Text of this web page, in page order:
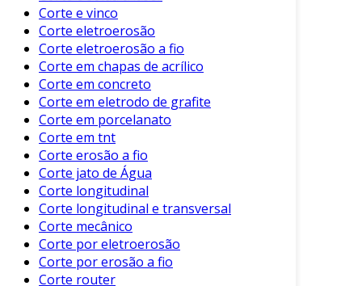
assegura que todas as normas de segurança e
qualidade sejam atendidas.
Aplicações do Vidro Cortado
O vidro cortado é amplamente utilizado em
diversas aplicações. Algumas delas incluem:
Janelas e Portas:
proporcionam estética e funcionalidade.
Divisórias Internas:
oferecem luminosidade, mantendo a
privacidade.
Móveis e Decoração:Mesas de vidro,
prateleiras e outros itens decorativos.
Corte e vinco
Corte eletroerosão
Corte eletroerosão a fio
Corte em chapas de acrílico
Corte em concreto
Corte em eletrodo de grafite
Corte em porcelanato
Corte em tnt
Corte erosão a fio
Corte jato de Água
Corte longitudinal
Corte longitudinal e transversal
Corte mecânico
Corte por eletroerosão
Corte por erosão a fio
Corte router